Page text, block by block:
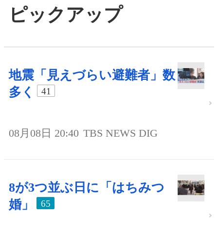
ピックアップ
地震「見えづらい避難者」数
多く
41
08月08日 20:40 TBS NEWS DIG
8が3つ並ぶ日に「はちみつ
婚」
65